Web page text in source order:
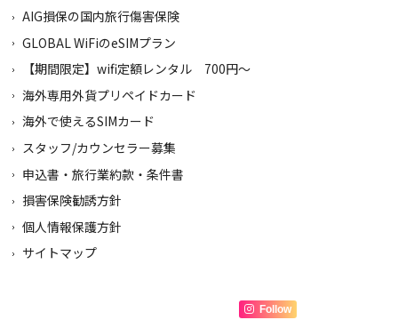
AIG損保の国内旅行傷害保険
GLOBAL WiFiのeSIMプラン
【期間限定】wifi定額レンタル 700円～
海外専用外貨プリペイドカード
海外で使えるSIMカード
スタッフ/カウンセラー募集
申込書・旅行業約款・条件書
損害保険勧誘方針
個人情報保護方針
サイトマップ
Follow